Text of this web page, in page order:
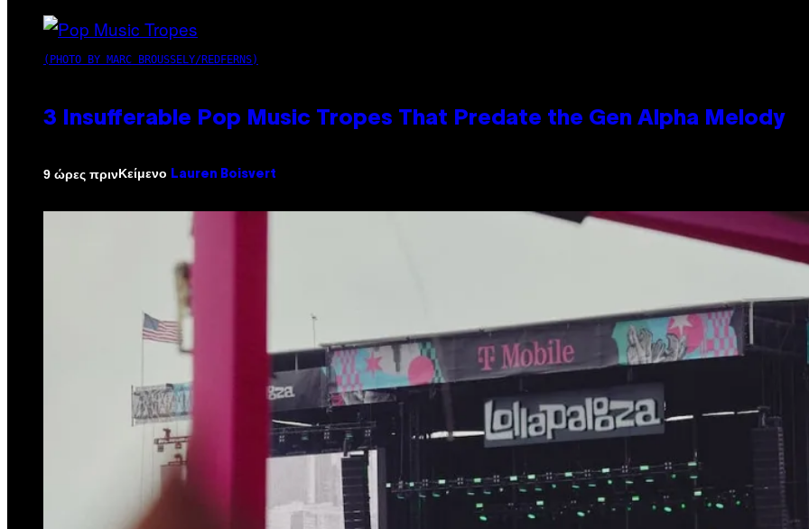
(PHOTO BY MARC BROUSSELY/REDFERNS)
3 Insufferable Pop Music Tropes That Predate the Gen Alpha Melody
9 ώρες πρινΚείμενο Lauren Boisvert